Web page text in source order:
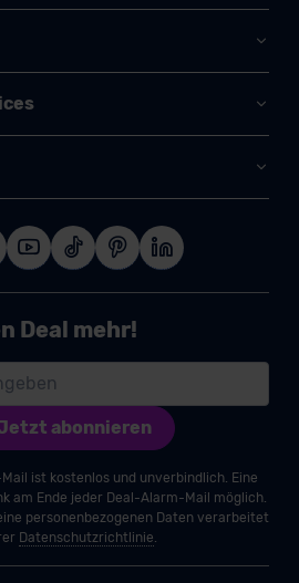
Deal mehr!
abonnieren
ist kostenlos und unverbindlich. Eine
am Ende jeder Deal-Alarm-Mail möglich.
personenbezogenen Daten verarbeitet
Datenschutzrichtlinie.